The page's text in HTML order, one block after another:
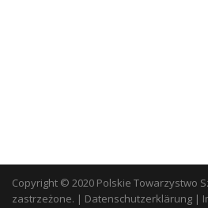
Copyright © 2020 Polskie Towarzystwo
zastrzeżone. | Datenschutzerklärung |